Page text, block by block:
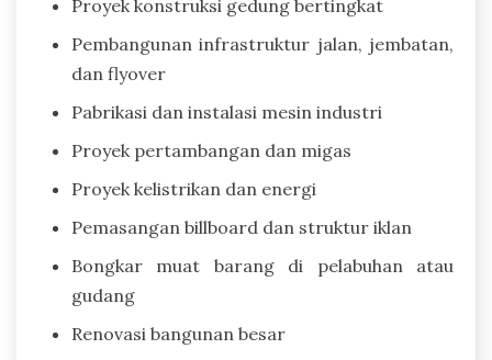
Proyek konstruksi gedung bertingkat
Pembangunan infrastruktur jalan, jembatan,
dan flyover
Pabrikasi dan instalasi mesin industri
Proyek pertambangan dan migas
Proyek kelistrikan dan energi
Pemasangan billboard dan struktur iklan
Bongkar muat barang di pelabuhan atau
gudang
Renovasi bangunan besar